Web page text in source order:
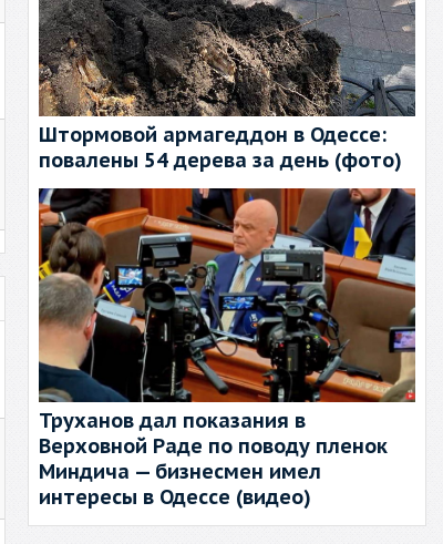
Штормовой армагеддон в Одессе:
повалены 54 дерева за день (фото)
Труханов дал показания в
Верховной Раде по поводу пленок
Миндича — бизнесмен имел
интересы в Одессе (видео)